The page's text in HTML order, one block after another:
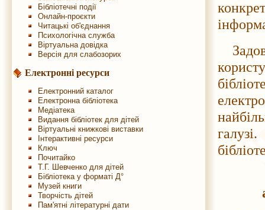
Бібліотечні події
Онлайн-проєкти
Читацькі об'єднання
Психологічна служба
Віртуальна довідка
Версія для слабозорих
Електронні ресурси
Електронний каталог
Електронна бібліотека
Медіатека
Видання бібліотек для дітей
Віртуальні книжкові виставки
Інтерактивні ресурси
Ключ
Почитайко
Т.Г. Шевченко для дітей
Бібліотека у форматі Д°
Музей книги
Творчість дітей
Пам'ятні літературні дати